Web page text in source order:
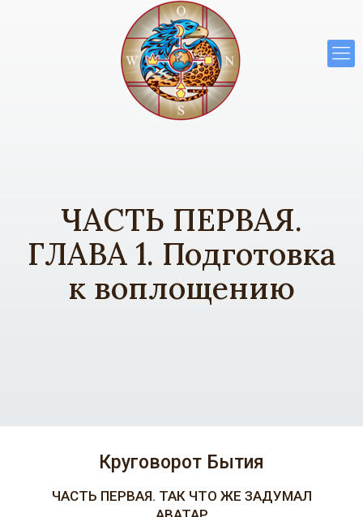
ЧАСТЬ ПЕРВАЯ.
ГЛАВА 1. Подготовка
к воплощению
Круговорот Бытия
ЧАСТЬ ПЕРВАЯ. ТАК ЧТО ЖЕ ЗАДУМАЛ